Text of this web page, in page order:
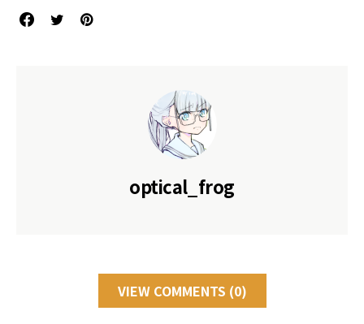
optical_frog
VIEW COMMENTS (0)